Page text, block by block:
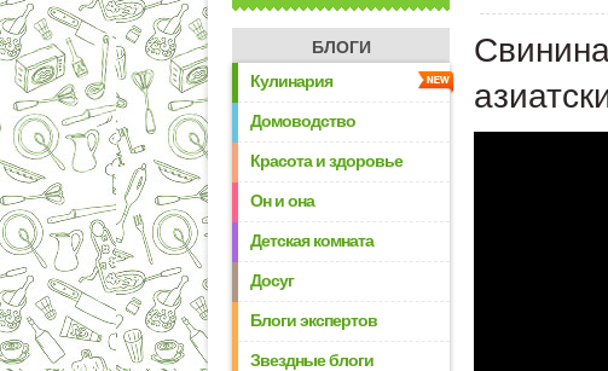
БЛОГИ
Кулинария
Домоводство
Красота и здоровье
Он и она
Детская комната
Досуг
Блоги экспертов
Звездные блоги